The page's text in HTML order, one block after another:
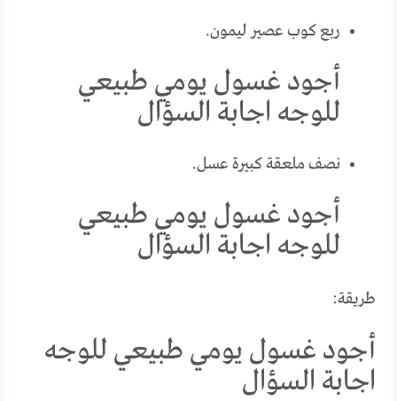
ربع كوب عصير ليمون.
أجود غسول يومي طبيعي
للوجه اجابة السؤال
نصف ملعقة كبيرة عسل.
أجود غسول يومي طبيعي
للوجه اجابة السؤال
طريقة:
أجود غسول يومي طبيعي للوجه
اجابة السؤال